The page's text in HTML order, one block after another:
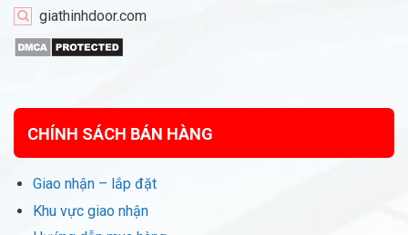
giathinhdoor.com
CHÍNH SÁCH BÁN HÀNG
Giao nhận – lắp đặt
Khu vực giao nhận